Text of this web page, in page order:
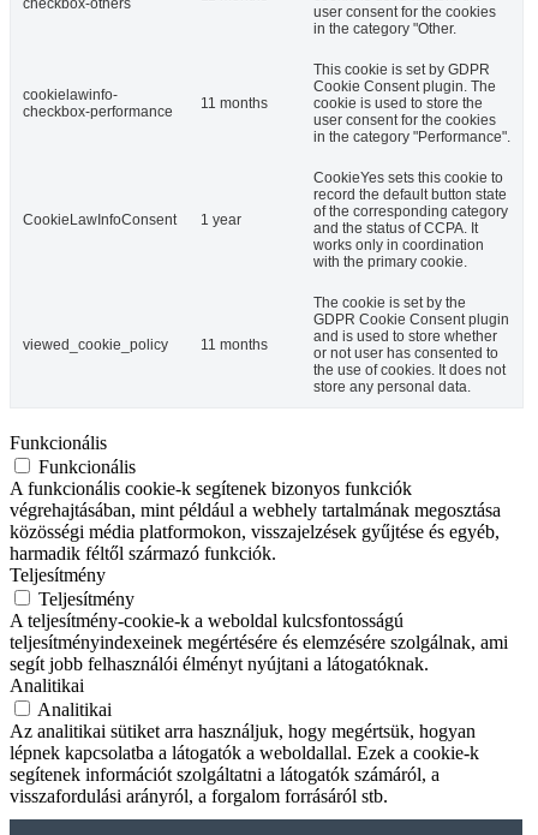
user consent for the cookies
in the category "Other.
cookielawinfo-
checkbox-performance
11 months
This cookie is set by GDPR
Cookie Consent plugin. The
cookie is used to store the
user consent for the cookies
in the category "Performance".
CookieLawInfoConsent 1 year
CookieYes sets this cookie to
record the default button state
of the corresponding category
and the status of CCPA. It
works only in coordination
with the primary cookie.
viewed_cookie_policy 11 months
The cookie is set by the
GDPR Cookie Consent plugin
and is used to store whether
or not user has consented to
the use of cookies. It does not
store any personal data.
Funkcionális
Funkcionális
A funkcionális cookie-k segítenek bizonyos funkciók
végrehajtásában, mint például a webhely tartalmának megosztása
közösségi média platformokon, visszajelzések gyűjtése és egyéb,
harmadik féltől származó funkciók.
Teljesítmény
Teljesítmény
A teljesítmény-cookie-k a weboldal kulcsfontosságú
teljesítményindexeinek megértésére és elemzésére szolgálnak, ami
segít jobb felhasználói élményt nyújtani a látogatóknak.
Analitikai
Analitikai
Az analitikai sütiket arra használjuk, hogy megértsük, hogyan
lépnek kapcsolatba a látogatók a weboldallal. Ezek a cookie-k
segítenek információt szolgáltatni a látogatók számáról, a
visszafordulási arányról, a forgalom forrásáról stb.